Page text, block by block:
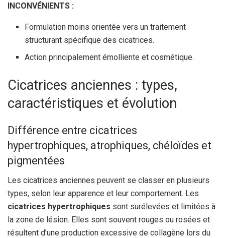
INCONVÉNIENTS :
Formulation moins orientée vers un traitement
structurant spécifique des cicatrices.
Action principalement émolliente et cosmétique.
Cicatrices anciennes : types,
caractéristiques et évolution
Différence entre cicatrices
hypertrophiques, atrophiques, chéloïdes et
pigmentées
Les cicatrices anciennes peuvent se classer en plusieurs
types, selon leur apparence et leur comportement. Les
cicatrices hypertrophiques sont surélevées et limitées à
la zone de lésion. Elles sont souvent rouges ou rosées et
résultent d’une production excessive de collagène lors du